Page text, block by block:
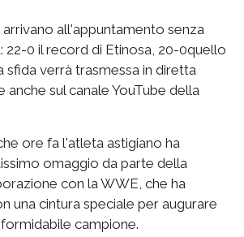
all'appuntamento senza
22-0 il record di Etinosa, 20-0quello
sfida verrà trasmessa in diretta
anche sul canale YouTube della
ore fa l'atleta astigiano ha
omaggio da parte della
con la WWE, che ha
una cintura speciale per augurare
campione.